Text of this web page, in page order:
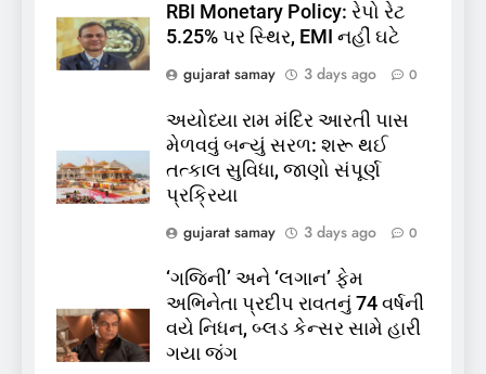
RBI Monetary Policy: રેપો રેટ
5.25% પર સ્થિર, EMI નહીં ઘટે
gujarat samay
3 days ago 0
અયોધ્યા રામ મંદિર આરતી પાસ
મેળવવું બન્યું સરળ: શરૂ થઈ
તત્કાલ સુવિધા, જાણો સંપૂર્ણ
પ્રક્રિયા
gujarat samay
3 days ago 0
‘ગજિની’ અને ‘લગાન’ ફેમ
અભિનેતા પ્રદીપ રાવતનું 74 વર્ષની
વયે નિધન, બ્લડ કેન્સર સામે હારી
ગયા જંગ
6
પાસપોર્ટ વેરિફિકેશન માટે હવે
પોલીસ સ્ટેશનના ધક્કામાંથી
પ્રક્રિયા બની સરળ
GUJARAT TOP NEWS
7
રાજ્યસભામાં ‘જન્મ અને મૃત્યુ
પાસ, વિપક્ષનો ઉગ્ર હોબાળો
8
શું તમારું મધ કે ઘી ખરેખર શુદ્ધ
છે? FSSAIએ ડાબરના દાવાઓની